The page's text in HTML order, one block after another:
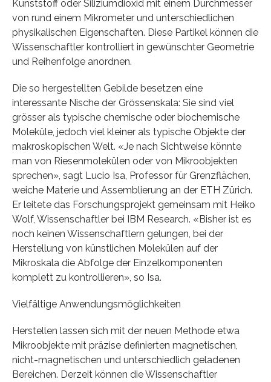
Kunststoff oder Siliziumdioxid mit einem Durchmesser
von rund einem Mikrometer und unterschiedlichen
physikalischen Eigenschaften. Diese Partikel können die
Wissenschaftler kontrolliert in gewünschter Geometrie
und Reihenfolge anordnen.
Die so hergestellten Gebilde besetzen eine
interessante Nische der Grössenskala: Sie sind viel
grösser als typische chemische oder biochemische
Moleküle, jedoch viel kleiner als typische Objekte der
makroskopischen Welt. «Je nach Sichtweise könnte
man von Riesenmolekülen oder von Mikroobjekten
sprechen», sagt Lucio Isa, Professor für Grenzflächen,
weiche Materie und Assemblierung an der ETH Zürich.
Er leitete das Forschungsprojekt gemeinsam mit Heiko
Wolf, Wissenschaftler bei IBM Research. «Bisher ist es
noch keinen Wissenschaftlern gelungen, bei der
Herstellung von künstlichen Molekülen auf der
Mikroskala die Abfolge der Einzelkomponenten
komplett zu kontrollieren», so Isa.
Vielfältige Anwendungsmöglichkeiten
Herstellen lassen sich mit der neuen Methode etwa
Mikroobjekte mit präzise definierten magnetischen,
nicht-magnetischen und unterschiedlich geladenen
Bereichen. Derzeit können die Wissenschaftler